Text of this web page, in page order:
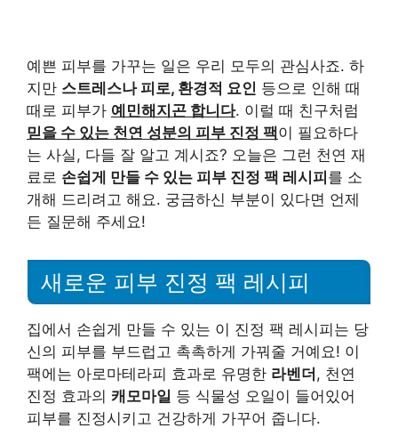
예쁜 피부를 가꾸는 일은 우리 모두의 관심사죠. 하
지만 스트레스나 피로, 환경적 요인 등으로 인해 때
때로 피부가 예민해지곤 합니다. 이럴 때 친구처럼
믿을 수 있는 천연 성분의 피부 진정 팩이 필요하다
는 사실, 다들 잘 알고 계시죠? 오늘은 그런 천연 재
료로 손쉽게 만들 수 있는 피부 진정 팩 레시피 를 소
개해 드리려고 해요. 궁금하신 부분이 있다면 언제
든 질문해 주세요!
새로운 피부 진정 팩 레시피
집에서 손쉽게 만들 수 있는 이 진정 팩 레시피는 당
신의 피부를 부드럽고 촉촉하게 가꿔줄 거예요! 이
팩에는 아로마테라피 효과로 유명한 라벤더, 천연
진정 효과의 캐모마일 등 식물성 오일이 들어있어
피부를 진정시키고 건강하게 가꾸어 줍니다.